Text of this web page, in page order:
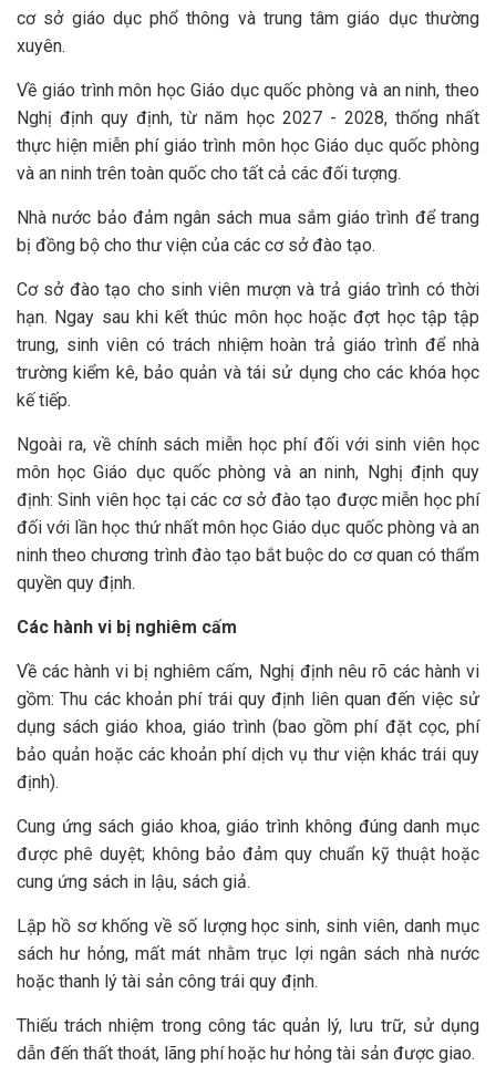
cơ sở giáo dục phổ thông và trung tâm giáo dục thường
xuyên.
Về giáo trình môn học Giáo dục quốc phòng và an ninh, theo
Nghị định quy định, từ năm học 2027 - 2028, thống nhất
thực hiện miễn phí giáo trình môn học Giáo dục quốc phòng
và an ninh trên toàn quốc cho tất cả các đối tượng.
Nhà nước bảo đảm ngân sách mua sắm giáo trình để trang
bị đồng bộ cho thư viện của các cơ sở đào tạo.
Cơ sở đào tạo cho sinh viên mượn và trả giáo trình có thời
hạn. Ngay sau khi kết thúc môn học hoặc đợt học tập tập
trung, sinh viên có trách nhiệm hoàn trả giáo trình để nhà
trường kiểm kê, bảo quản và tái sử dụng cho các khóa học
kế tiếp.
Ngoài ra, về chính sách miễn học phí đối với sinh viên học
môn học Giáo dục quốc phòng và an ninh, Nghị định quy
định: Sinh viên học tại các cơ sở đào tạo được miễn học phí
đối với lần học thứ nhất môn học Giáo dục quốc phòng và an
ninh theo chương trình đào tạo bắt buộc do cơ quan có thẩm
quyền quy định.
Các hành vi bị nghiêm cấm
Về các hành vi bị nghiêm cấm, Nghị định nêu rõ các hành vi
gồm: Thu các khoản phí trái quy định liên quan đến việc sử
dụng sách giáo khoa, giáo trình (bao gồm phí đặt cọc, phí
bảo quản hoặc các khoản phí dịch vụ thư viện khác trái quy
định).
Cung ứng sách giáo khoa, giáo trình không đúng danh mục
được phê duyệt; không bảo đảm quy chuẩn kỹ thuật hoặc
cung ứng sách in lậu, sách giả.
Lập hồ sơ khống về số lượng học sinh, sinh viên, danh mục
sách hư hỏng, mất mát nhằm trục lợi ngân sách nhà nước
hoặc thanh lý tài sản công trái quy định.
Thiếu trách nhiệm trong công tác quản lý, lưu trữ, sử dụng
dẫn đến thất thoát, lãng phí hoặc hư hỏng tài sản được giao.